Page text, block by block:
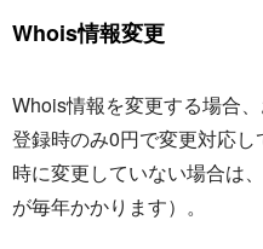
Whois情報変更
Whois情報を変更する場合
登録時のみ0円で変更対応
時に変更していない場合は
が毎年かかります）。